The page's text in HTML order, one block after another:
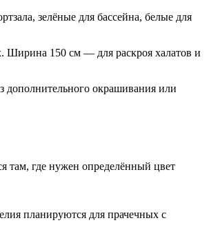
зелёные для бассейна, белые для
Ширина 150 см — для раскроя халатов и
дополнительного окрашивания или
там, где нужен определённый цвет
планируются для прачечных с